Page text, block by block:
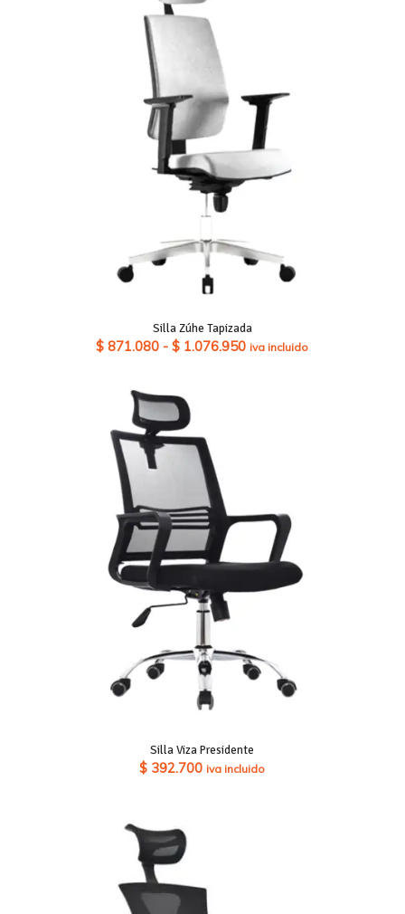
Silla Zúhe Tapizada
$ 871.080 - $ 1.076.950Rango
iva incluido
Silla Viza Presidente
$ 392.700 iva incluido